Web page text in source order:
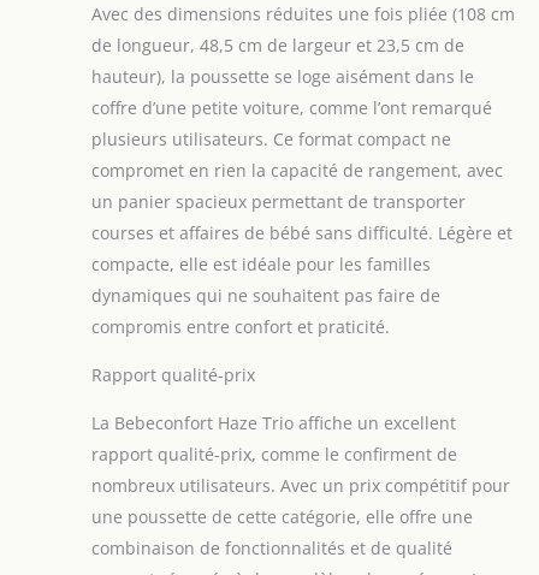
contient tout le
nécessaire pour
bébé - oubliez les
problèmes de
des aventures sans
souci ACCESSOIRES
INCLUS : Haze Trio
propose un
couvre-jambe et des
adaptateurs de
siège-auto pour
en douceur de
voiture à
promenade
Avec des dimensions réduites une fois pliée (108 cm
de longueur, 48,5 cm de largeur et 23,5 cm de
hauteur), la poussette se loge aisément dans le
coffre d’une petite voiture, comme l’ont remarqué
plusieurs utilisateurs. Ce format compact ne
compromet en rien la capacité de rangement, avec
un panier spacieux permettant de transporter
courses et affaires de bébé sans difficulté. Légère et
compacte, elle est idéale pour les familles
dynamiques qui ne souhaitent pas faire de
compromis entre confort et praticité.
Rapport qualité-prix
La Bebeconfort Haze Trio affiche un excellent
rapport qualité-prix, comme le confirment de
nombreux utilisateurs. Avec un prix compétitif pour
une poussette de cette catégorie, elle offre une
combinaison de fonctionnalités et de qualité